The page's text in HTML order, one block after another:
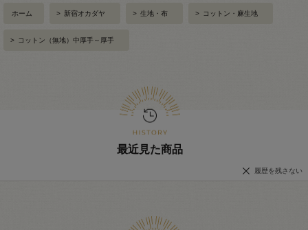
ホーム > 新宿オカダヤ > 生地・布 > コットン・麻生地
> コットン（無地）中厚手～厚手
最近見た商品
履歴を残さない